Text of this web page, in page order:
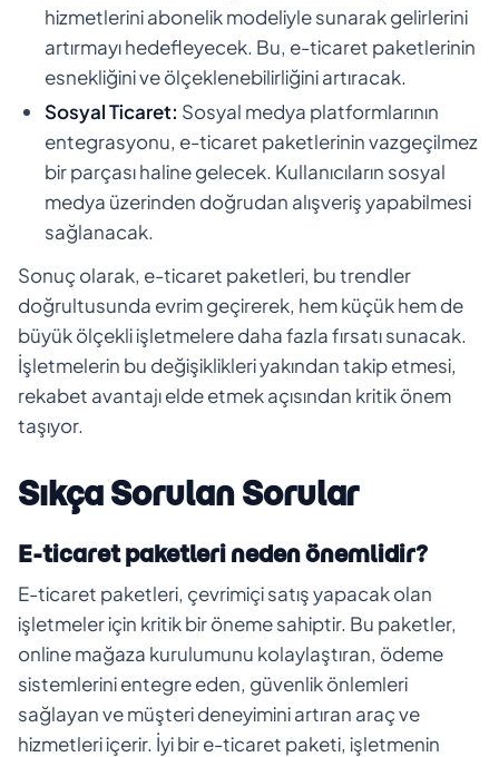
hizmetlerini abonelik modeliyle sunarak gelirlerini
artırmayı hedefleyecek. Bu, e-ticaret paketlerinin
esnekliğini ve ölçeklenebilirliğini artıracak.
Sosyal Ticaret: Sosyal medya platformlarının
entegrasyonu, e-ticaret paketlerinin vazgeçilmez
bir parçası haline gelecek. Kullanıcıların sosyal
medya üzerinden doğrudan alışveriş yapabilmesi
sağlanacak.
Sonuç olarak, e-ticaret paketleri, bu trendler
doğrultusunda evrim geçirerek, hem küçük hem de
büyük ölçekli işletmelere daha fazla fırsatı sunacak.
İşletmelerin bu değişiklikleri yakından takip etmesi,
rekabet avantajı elde etmek açısından kritik önem
taşıyor.
Sıkça Sorulan Sorular
E-ticaret paketleri neden önemlidir?
E-ticaret paketleri, çevrimiçi satış yapacak olan
işletmeler için kritik bir öneme sahiptir. Bu paketler,
online mağaza kurulumunu kolaylaştıran, ödeme
sistemlerini entegre eden, güvenlik önlemleri
sağlayan ve müşteri deneyimini artıran araç ve
hizmetleri içerir. İyi bir e-ticaret paketi, işletmenin